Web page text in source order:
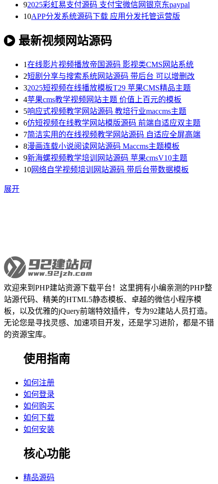
92025彩虹易支付源码 支付宝微信网银京东paypal
10APP分发系统源码下载 应用分发托管运营版
最新视频网站源码
1在线影片视频播放帝国源码 影视类CMS网站系统
2短剧分享与搜索系统网站源码 带后台 可以增删改
32025短视频在线播放模板T29 苹果CMS精品主题
4苹果cms教学视频网站主题 价值上百元的模板
5响应式视频教学网站源码 教培行业maccms主题
6仿短视频在线教学网站模版源码 前端自适应双主题
7简洁实用的在线视频教学网站源码 自适应全屏高端
8漫画连载小说阅读网站源码 Maccms主题模板
9新海螺视频教学培训网站源码 苹果cmsV10主题
10网络自学视频培训网站源码 带后台带数据模板
展开
欢迎来到PHP建站资源下载平台！这里拥有小编亲测的PHP整
站源代码、精美的HTML5静态模板、卓越的微信小程序模
板，以及优雅的jQuery前端特效插件，专为92建站人员打造。
无论您是寻找灵感、加速项目开发，还是学习进阶，都是不错
的资源宝库。
使用指南
如何注册
如何登录
如何购买
如何下载
如何安装
核心功能
精品源码